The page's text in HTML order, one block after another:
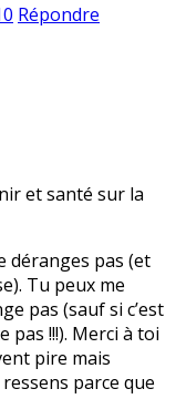
Répondre
et santé sur la
déranges pas (et
Tu peux me
pas (sauf si c’est
!!!). Merci à toi
pire mais
parce que